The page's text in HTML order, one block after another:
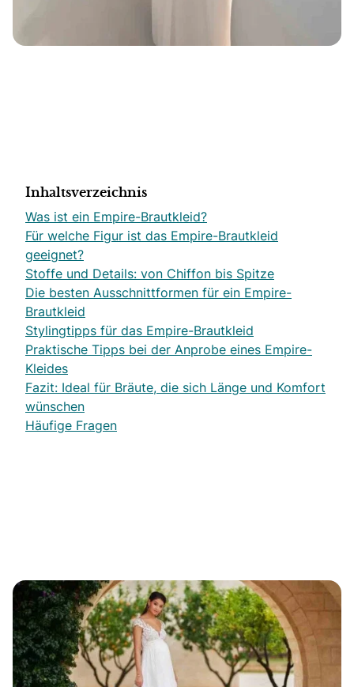
Inhaltsverzeichnis
Was ist ein Empire-Brautkleid?
Für welche Figur ist das Empire-Brautkleid
geeignet?
Stoffe und Details: von Chiffon bis Spitze
Die besten Ausschnittformen für ein Empire-
Brautkleid
Stylingtipps für das Empire-Brautkleid
Praktische Tipps bei der Anprobe eines Empire-
Kleides
Fazit: Ideal für Bräute, die sich Länge und Komfort
wünschen
Häufige Fragen